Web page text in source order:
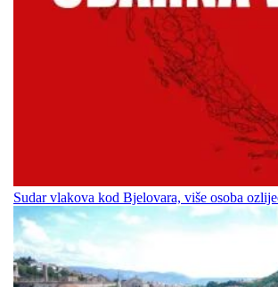
Sudar vlakova kod Bjelovara, više osoba